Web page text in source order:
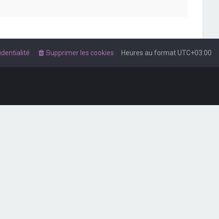
Heures au formatUTC+03:00
Supprimer les cookies